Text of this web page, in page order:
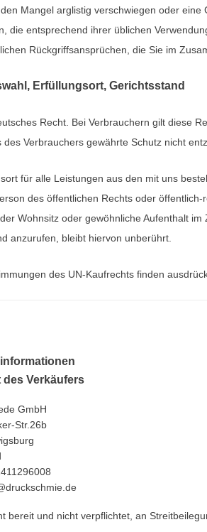
Mangel arglistig verschwiegen oder
die entsprechend ihrer üblichen
Rückgriffsansprüchen, die Sie im
Erfüllungsort, Gerichtsstand
Recht. Bei Verbrauchern gilt diese
des Verbrauchers gewährte Schutz nicht
für alle Leistungen aus den mit uns
des öffentlichen Rechts oder
Wohnsitz oder gewöhnliche Aufenthalt
anzurufen, bleibt hiervon unberührt.
des UN-Kaufrechts finden
des Verkäufers
GmbH
Str.26b
bereit und nicht verpflichtet, an